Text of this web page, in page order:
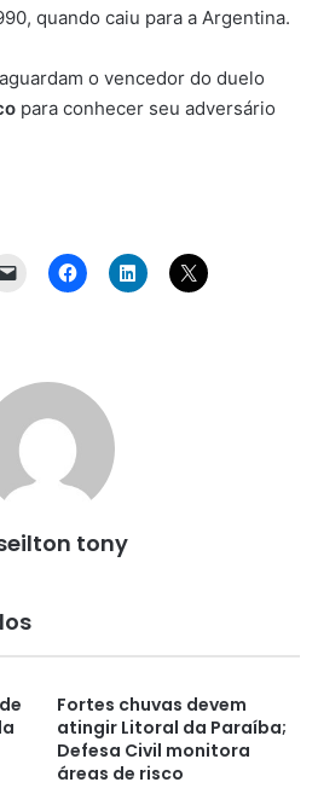
quando caiu para a Argentina.
o vencedor do duelo
para conhecer seu adversário
tony
Fortes chuvas devem
atingir Litoral da Paraíba;
Defesa Civil monitora
áreas de risco